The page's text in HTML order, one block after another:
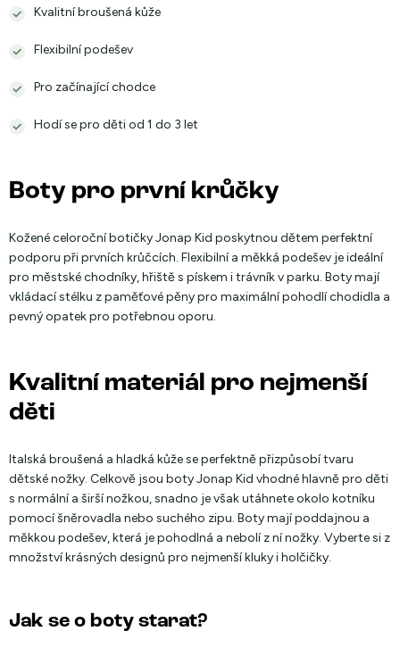
Kvalitní broušená kůže
Flexibilní podešev
Pro začínající chodce
Hodí se pro děti od 1 do 3 let
Boty pro první krůčky
Kožené celoroční botičky Jonap Kid poskytnou dětem perfektní
podporu při prvních krůčcích. Flexibilní a měkká podešev je ideální
pro městské chodníky, hřiště s pískem i trávník v parku. Boty mají
vkládací stélku z paměťové pěny pro maximální pohodlí chodidla a
pevný opatek pro potřebnou oporu.
Kvalitní materiál pro nejmenší
děti
Italská broušená a hladká kůže se perfektně přizpůsobí tvaru
dětské nožky. Celkově jsou boty Jonap Kid vhodné hlavně pro děti
s normální a širší nožkou, snadno je však utáhnete okolo kotníku
pomocí šněrovadla nebo suchého zipu. Boty mají poddajnou a
měkkou podešev, která je pohodlná a nebolí z ní nožky. Vyberte si z
množství krásných designů pro nejmenší kluky i holčičky.
Jak se o boty starat?